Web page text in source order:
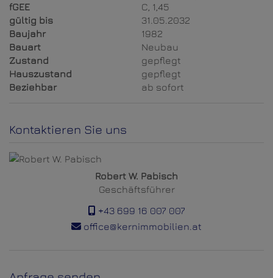
fGEE
C, 1,45
gültig bis
31.05.2032
Baujahr
1982
Bauart
Neubau
Zustand
gepflegt
Hauszustand
gepflegt
Beziehbar
ab sofort
Kontaktieren Sie uns
Robert W. Pabisch
Geschäftsführer
+43 699 16 007 007
office@kernimmobilien.at